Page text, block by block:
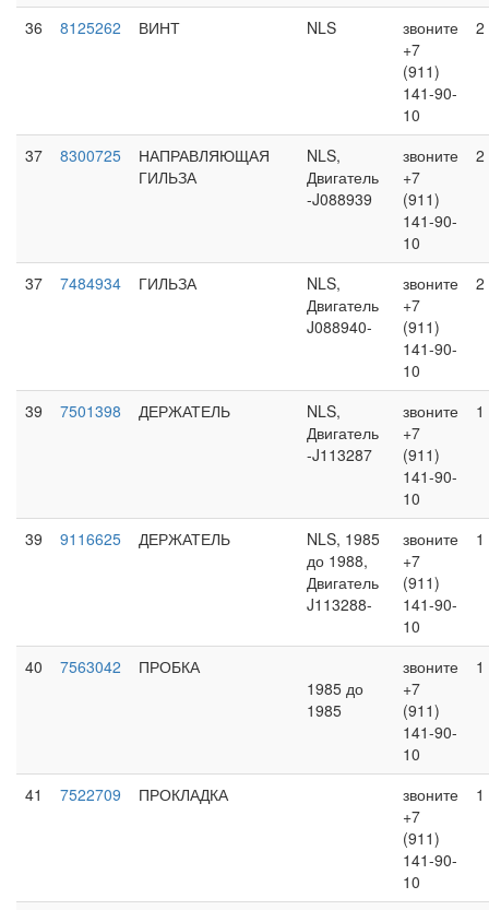
36 8125262 ВИНТ NLS
звоните
+7
(911)
141-90-
10
2
37 8300725
НАПРАВЛЯЮЩАЯ
ГИЛЬЗА
NLS,
Двигатель
-J088939
звоните
+7
(911)
141-90-
10
2
37 7484934 ГИЛЬЗА
NLS,
Двигатель
J088940-
звоните
+7
(911)
141-90-
10
2
39 7501398 ДЕРЖАТЕЛЬ
NLS,
Двигатель
-J113287
звоните
+7
(911)
141-90-
10
1
39 9116625 ДЕРЖАТЕЛЬ
NLS, 1985
до 1988,
Двигатель
J113288-
звоните
+7
(911)
141-90-
10
1
40 7563042
ПРОБКА
1985 до
1985
звоните
+7
(911)
141-90-
10
1
41 7522709 ПРОКЛАДКА
звоните
+7
(911)
141-90-
10
1